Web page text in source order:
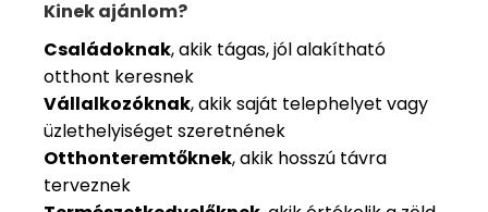
Kinek ajánlom?
Családoknak, akik tágas, jól alakítható
otthont keresnek
Vállalkozóknak, akik saját telephelyet vagy
üzlethelyiséget szeretnének
Otthonteremtőknek, akik hosszú távra
terveznek